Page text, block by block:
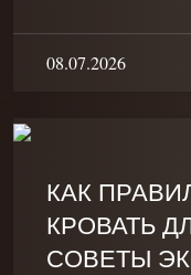
08.07.2026
КАК
КРОВАТЬ
СОВЕТЫ